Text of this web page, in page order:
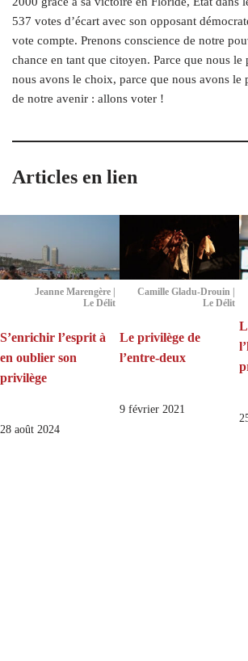
537 votes d’écart avec son opposant
vote compte. Prenons conscience de notre
chance en tant que citoyen. Parce que nous le
nous avons le choix, parce que nous avons le
de notre avenir : allons voter !
Articles en lien
Jeanne Marengère |
Le Délit
S’enrichir l’esprit à
en oublier son
privilège
28 août 2024
Camille Gladu-Drouin |
Le Délit
Le privilège de
l’entre-deux
9 février 2021